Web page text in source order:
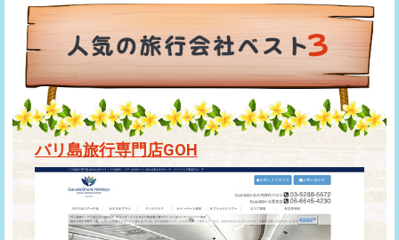
バリ島旅行専門店GOH